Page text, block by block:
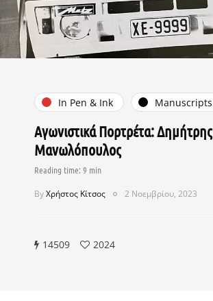
In Pen & Ink Manuscripts
Αγωνιστικά Πορτρέτα: Δημήτρης
Μανωλόπουλος
ByΧρήστος Κίτσος 2 Νοεμβρίου, 2023
14509 2024